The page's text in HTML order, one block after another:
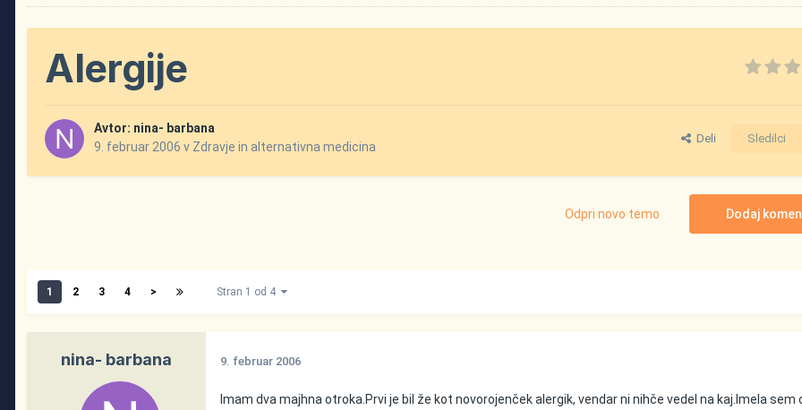
Alergije
Avtor: nina- barbana
9. februar 2006 v Zdravje in alternativna medicina
Deli Sledilci
Dodaj
Odpri novo temo
1 2 3 4 > Stran 1 od 4
nina- barbana 9. februar 2006
Imam dva majhna otroka.Prvi je bil že kot novorojenček alergik, vendar ni nihče vedel na kaj.Imela sem